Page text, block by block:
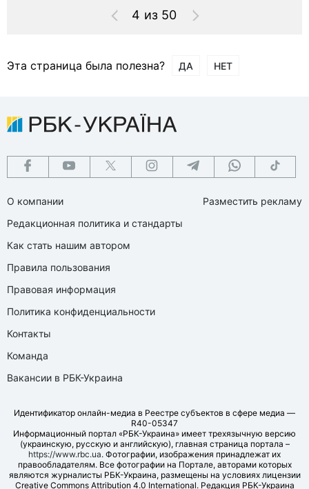
4 из 50
Эта страница была полезна? ДА НЕТ
О компании
Редакционная политика и стандарты
Как стать нашим автором
Правила пользования
Правовая информация
Политика конфиденциальности
Контакты
Команда
Вакансии в РБК-Украина
Разместить рекламу
Идентификатор онлайн-медиа в Реестре субъектов в сфере медиа —
R40-05347
Информационный портал «РБК-Украина» имеет трехязычную версию
(украинскую, русскую и английскую), главная страница портала –
https://www.rbc.ua. Фотографии, изображения принадлежат их
правообладателям. Все фотографии на Портале, авторами которых
являются журналисты РБК-Украина, размещены на условиях лицензии
Creative Commons Attribution 4.0 International. Редакция РБК-Украина